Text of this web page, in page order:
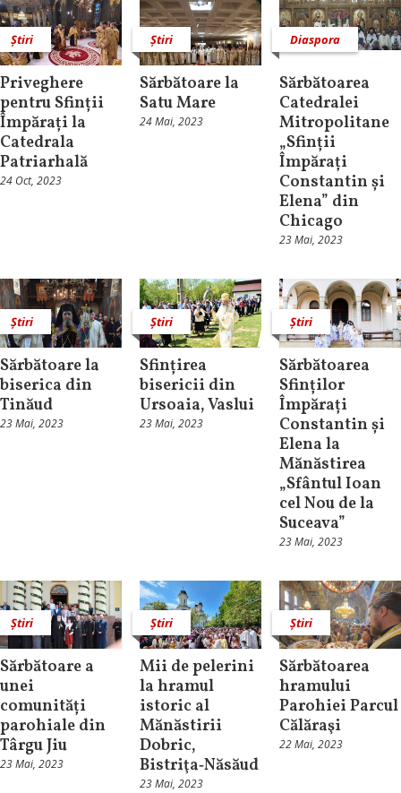
Știri
Priveghere
pentru Sfinții
Împărați la
Catedrala
Patriarhală
24 Oct, 2023
Știri
Sărbătoare la
Satu Mare
24 Mai, 2023
Diaspora
Sărbătoarea
Catedralei
Mitropolitane
„Sfinții
Împărați
Constantin și
Elena” din
Chicago
23 Mai, 2023
Știri
Sărbătoare la
biserica din
Tinăud
23 Mai, 2023
Știri
Sfințirea
bisericii din
Ursoaia, Vaslui
23 Mai, 2023
Știri
Sărbătoarea
Sfinților
Împărați
Constantin și
Elena la
Mănăstirea
„Sfântul Ioan
cel Nou de la
Suceava”
23 Mai, 2023
Știri
Sărbătoare a
unei
comunități
parohiale din
Târgu Jiu
23 Mai, 2023
Știri
Mii de pelerini
la hramul
istoric al
Mănăstirii
Dobric,
Bistriţa‑Năsăud
23 Mai, 2023
Știri
Sărbătoarea
hramului
Parohiei Parcul
Călăraşi
22 Mai, 2023